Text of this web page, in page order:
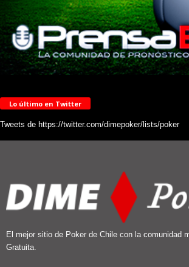
Lo último en Twitter
Tweets de https://twitter.com/dimepoker/lists/poker
El mejor sitio de Poker de Chile con la comunidad
Gratuita.